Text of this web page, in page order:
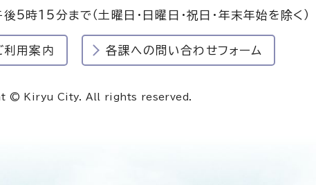
後5時15分まで（土曜日・日曜日・祝日・年末年始を除く）
利用案内 各課への問い合わせフォーム
© Kiryu City. All rights reserved.